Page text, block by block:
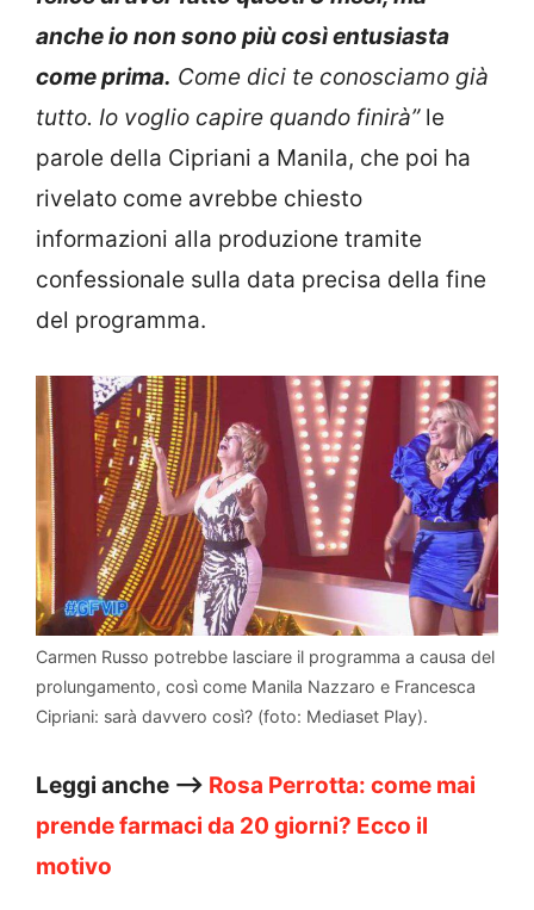
anche io non sono più così entusiasta
come prima. Come dici te conosciamo già
tutto. Io voglio capire quando finirà”le
parole della Cipriani a Manila, che poi ha
rivelato come avrebbe chiesto
informazioni alla produzione tramite
confessionale sulla data precisa della fine
del programma.
Carmen Russo potrebbe lasciare il programma a causa del
prolungamento, così come Manila Nazzaro e Francesca
Cipriani: sarà davvero così? (foto: Mediaset Play).
Leggi anche –> Rosa Perrotta: come mai
prende farmaci da 20 giorni? Ecco il
motivo